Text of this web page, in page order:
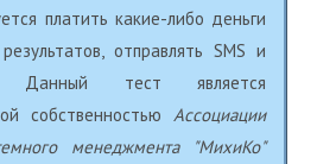
платить какие-либо деньги
отправлять SMS и
тест является
собственностью Ассоциации
менеджмента "МихиКо"